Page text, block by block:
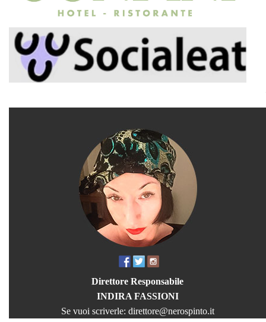
Direttore Responsabile
INDIRA FASSIONI
Se vuoi scriverle: direttore@nerospinto.it